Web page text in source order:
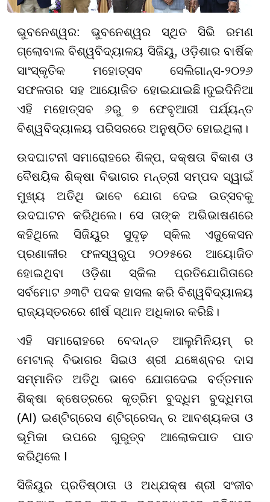
ଭୁବନେଶ୍ୱର: ଭୁବନେଶ୍ୱର ସ୍ଥିତ ସିଭି ରମଣ
ଗ୍ଲୋବାଲ ବିଶ୍ୱବିଦ୍ୟାଳୟ ସିଜିୟୁ, ଓଡ଼ିଶାର ବାର୍ଷିକ
ସାଂସ୍କୃତିକ ମହୋତ୍ସବ ସେଲିଗାନ୍ସ-୨୦୨୬
ସଫଳତାର ସହ ଆୟୋଜିତ ହୋଇଯାଇଛି।ଦୁଇଦିନିଆ
ଏହି ମହୋତ୍ସବ ୬ରୁ ୭ ଫେବୃଆରୀ ପର୍ଯ୍ୟନ୍ତ
ବିଶ୍ୱବିଦ୍ୟାଳୟ ପରିସରରେ ଅନୁଷ୍ଠିତ ହୋଇଥିଲା।
ଉଦଘାଟନୀ ସମାରୋହରେ ଶିଳ୍ପ, ଦକ୍ଷତା ବିକାଶ ଓ
ବୈଷୟିକ ଶିକ୍ଷା ବିଭାଗର ମନ୍ତ୍ରୀ ସମ୍ପଦ ସ୍ୱାଇଁ
ମୁଖ୍ୟ ଅତିଥି ଭାବେ ଯୋଗ ଦେଇ ଉତ୍ସବକୁ
ଉଦଘାଟନ କରିଥିଲେ। ସେ ତାଙ୍କ ଅଭିଭାଷଣରେ
କହିଥିଲେ ସିଜିୟୁର ସୁଦୃଢ଼ ସ୍କିଲ ଏଜୁକେସନ
ପ୍ରଣାଳୀର ଫଳସ୍ୱରୁପ ୨୦୨୫ରେ ଆୟୋଜିତ
ହୋଇଥିବା ଓଡ଼ିଶା ସ୍କିଲ ପ୍ରତିଯୋଗିତାରେ
ସର୍ବମୋଟ ୬୩ଟି ପଦକ ହାସଲ କରି ବିଶ୍ୱବିଦ୍ୟାଳୟ
ରାଜ୍ୟସ୍ତରରେ ଶୀର୍ଷ ସ୍ଥାନ ଅଧିକାର କରିଛି।
ଏହି ସମାରୋହରେ ବେଦାନ୍ତ ଆଲୁମିନିୟମ୍ ର
ମେଟାଲ୍ ବିଭାଗର ସିଇଓ ଶ୍ରୀ ଯଜ୍ଞେଶ୍ବର ଦାସ
ସମ୍ମାନିତ ଅତିଥି ଭାବେ ଯୋଗଦେଇ ବର୍ତ୍ତମାନ
ଶିକ୍ଷା କ୍ଷେତ୍ରରେ କୃତ୍ରିମ ବୁଦ୍ଧିମ ବୁଦ୍ଧିମତା
(AI) ଇଣ୍ଟିଗ୍ରେସ ଣ୍ଟିଗ୍ରେସନ୍ ର ଆବଶ୍ୟକତା ଓ
ଭୂମିକା ଉପରେ ଗୁରୁତ୍ବ ଆଲୋକପାତ ପାତ
କରିଥିଲେ I
ସିଜିୟୁର ପ୍ରତିଷ୍ଠାତା ଓ ଅଧ୍ଯକ୍ଷ ଶ୍ରୀ ସଂଜୀବ